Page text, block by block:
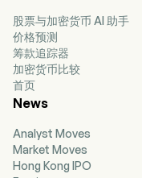
股票与加密货币 AI 助手
价格预测
筹款追踪器
加密货币比较
首页
News
Analyst Moves
Market Moves
Hong Kong IPO